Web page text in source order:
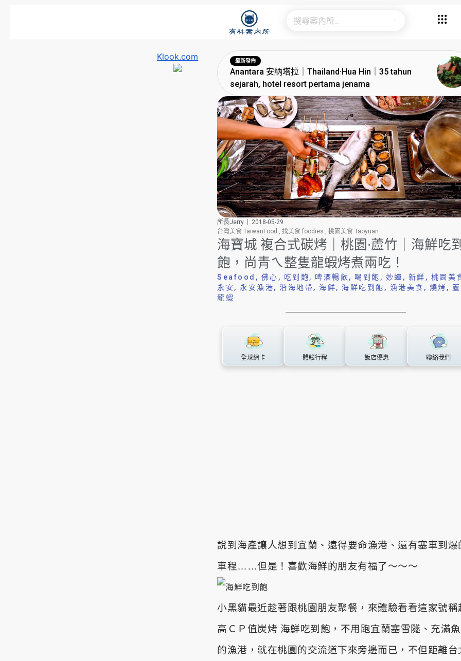
Klook.com 最新發佈
Anantara 安納塔拉｜Thailand·Hua Hin｜35 tahun
sejarah, hotel resort pertama jenama
所長Jerry
2018-05-29
台灣美食 TaiwanFood
找美食 foodies 桃園美食 Taoyuan
海寶城 複合式碳烤｜桃園·蘆竹｜海鮮吃
飽，尚青ㄟ整隻龍蝦烤煮兩吃！
Seafood , 佛心 , 吃到飽, 啤酒暢飲, 喝到飽 , 妙蟬 , 新鮮 , 桃園美
永安 , 永安漁港, 沿海地帶, 海鮮, 海鮮吃到飽 , 漁港美食 , 燒烤 ,
龍蝦
全球網卡 體驗行程 飯店優惠 聯絡我們
說到海產讓人想到宜蘭、遠得要命漁港、還有塞車到爆
車程……但是！喜歡海鮮的朋友有福了～～～
小黑貓最近趁著跟桃園朋友聚餐，來體驗看看這家號稱
高ＣＰ值炭烤 海鮮吃到飽， 不用跑宜蘭塞雪隧、充滿
的漁港，就在桃園的交流道下來旁邊而已，不但距離台